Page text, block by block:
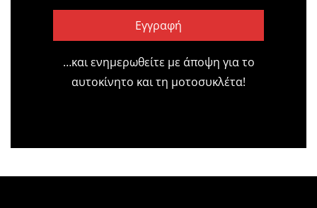
Εγγραφή
…και ενημερωθείτε με άποψη για το
αυτοκίνητο και τη μοτοσυκλέτα!